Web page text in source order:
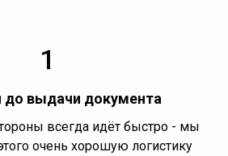
1
до выдачи документа
всегда идёт быстро - мы
очень хорошую логистику